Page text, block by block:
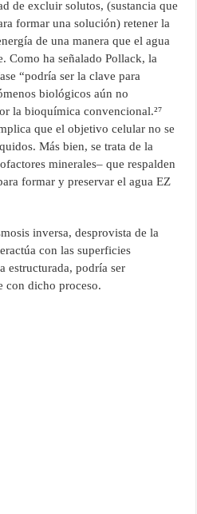
de excluir solutos, (sustancia que
formar una solución) retener la
de una manera que el agua
Como ha señalado Pollack, la
“podría ser la clave para
biológicos aún no
la bioquímica convencional.²⁷
que el objetivo celular no se
Más bien, se trata de la
minerales– que respalden
formar y preservar el agua EZ
inversa, desprovista de la
con las superficies
estructurada, podría ser
con dicho proceso.